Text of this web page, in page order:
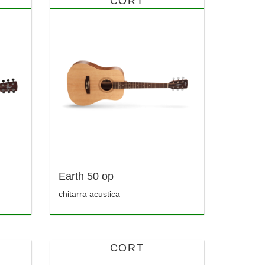
Earth 50 op
chitarra acustica
CORT